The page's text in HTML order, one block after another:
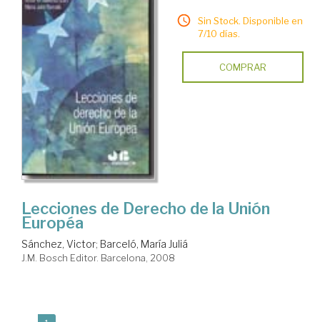
Sin Stock. Disponible en
7/10 días.
COMPRAR
Lecciones de Derecho de la Unión
Européa
Sánchez, Victor; Barceló, María Juliá
J.M. Bosch Editor. Barcelona, 2008